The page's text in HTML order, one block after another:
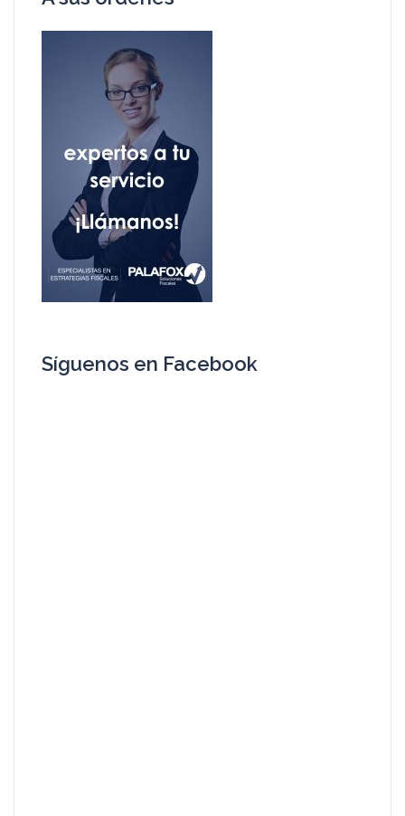
Síguenos en Facebook